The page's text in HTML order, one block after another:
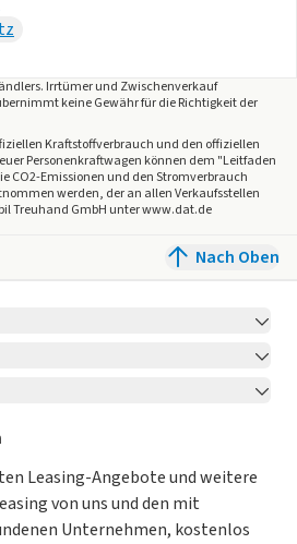
. Irrtümer und Zwischenverkauf
keine Gewähr für die Richtigkeit der
Kraftstoffverbrauch und den offiziellen
Personenkraftwagen können dem "Leitfaden
CO2-Emissionen und den Stromverbrauch
werden, der an allen Verkaufsstellen
Treuhand GmbH unter www.dat.de
Nach Oben
Leasing-Angebote und weitere
von uns und den mit
Unternehmen, kostenlos